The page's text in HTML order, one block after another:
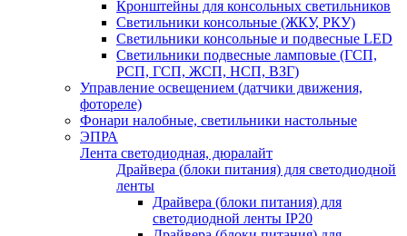
Кронштейны для консольных светильников
Светильники консольные (ЖКУ, РКУ)
Светильники консольные и подвесные LED
Светильники подвесные ламповые (ГСП,
РСП, ГСП, ЖСП, НСП, ВЗГ)
Управление освещением (датчики движения,
фотореле)
Фонари налобные, светильники настольные
ЭПРА
Лента светодиодная, дюралайт
Драйвера (блоки питания) для светодиодной
ленты
Драйвера (блоки питания) для
светодиодной ленты IP20